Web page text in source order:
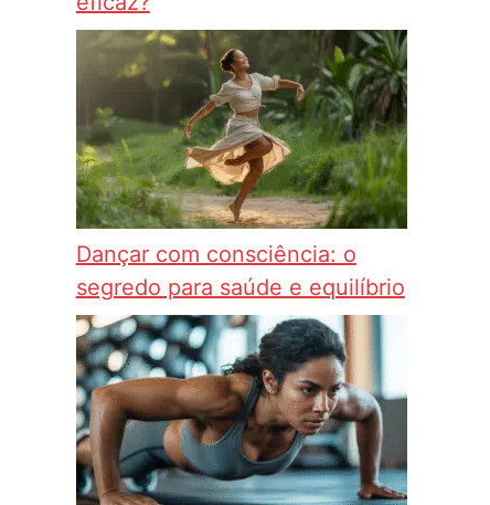
Dançar com consciência: o
segredo para saúde e equilíbrio